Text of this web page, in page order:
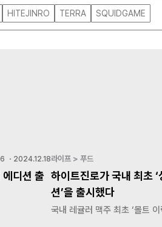
HITEJINRO TERRA SQUIDGAME
・ 2024.12.18
디션 출
라이프 > 푸드
하이트진로가 국내 최초
션’을 출시했다
국내 레귤러 맥주 최초 ‘몰트